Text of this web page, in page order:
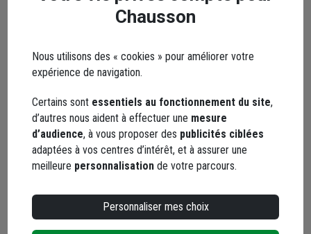
Facebook Instagram
YouTube
Les avis
Chausson
Nous utilisons des « cookies » pour améliorer votre
expérience de navigation.
Certains sont essentiels au fonctionnement du site,
d’autres nous aident à effectuer une mesure
d’audience, à vous proposer des publicités ciblées
adaptées à vos centres d’intérêt, et à assurer une
meilleure personnalisation de votre parcours.
Personnaliser mes choix